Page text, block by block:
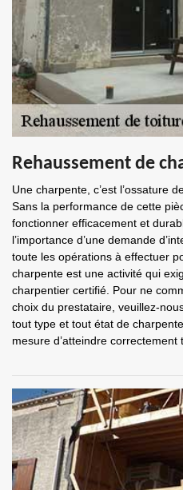
Rehaussement de
Une charpente, c’est l’ossature
Sans la performance de cette
fonctionner efficacement et
l’importance d’une demande
toute les opérations à effectuer
charpente est une activité qui
charpentier certifié. Pour ne
choix du prestataire, veuillez-
tout type et tout état de
mesure d’atteindre correctement